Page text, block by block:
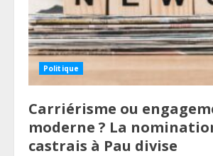
Politique
Carriérisme ou
moderne ? La
castrais à Pau divise